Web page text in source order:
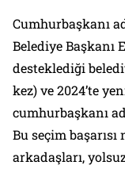
Cumhurbaşkanı
Belediye Başkanı
desteklediği
kez) ve 2024’te
cumhurbaşkanı
Bu seçim
arkadaşları,